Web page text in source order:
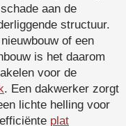
aan de
structuur.
of een
is het daarom
voor de
. Een dakwerker zorgt
lichte helling voor
plat